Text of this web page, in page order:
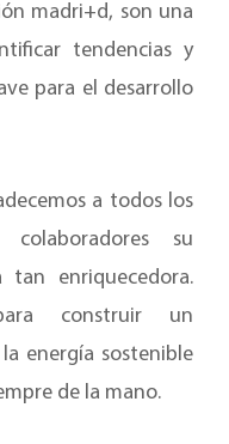
madri+d, son una
tendencias y
para el desarrollo
a todos los
su
enriquecedora.
construir un
energía sostenible
de la mano.